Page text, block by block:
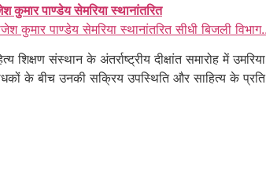
पाण्डेय सेमरिया स्थानांतरित
पाण्डेय सेमरिया स्थानांतरित सीधी बिजली
संस्थान के अंतर्राष्ट्रीय दीक्षांत समारोह में
के बीच उनकी सक्रिय उपस्थिति और साहित्य के प्रति